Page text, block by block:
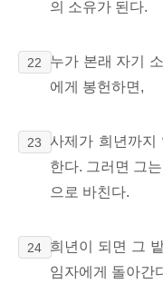
의 소유가 된다.
22
누가 본래 자기
에게 봉헌하면,
23
사제가 희년까지
한다. 그러면 그
으로 바친다.
24
희년이 되면 그
임자에게 돌아간